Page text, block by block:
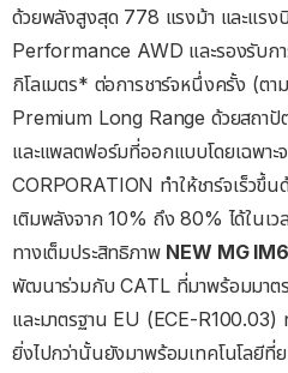
ด้วยพลังสูงสุด 778 แรงม้า และแร
Performance AWD และรองรับกา
กิโลเมตร* ต่อการชาร์จหนึ่งครั้ง (ต
Premium Long Range ด้วยสถา
และแพลตฟอร์มที่ออกแบบโดยเฉพา
CORPORATION ทำให้ชาร์จเร็วขึ้
เติมพลังจาก 10% ถึง 80% ได้ในเว
ทางเต็มประสิทธิภาพ NEW MG IM6
พัฒนาร่วมกับ CATL ที่มาพร้อมมาต
และมาตรฐาน EU (ECE-R100.03)
ยิ่งไปกว่านั้นยังมาพร้อมเทคโนโลยีที่ย